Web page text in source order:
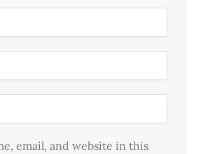
email, and website in this